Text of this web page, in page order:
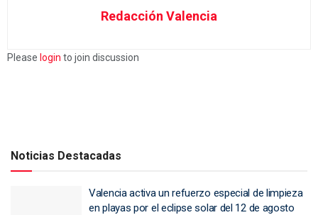
Redacción Valencia
Please login to join discussion
Noticias Destacadas
Valencia activa un refuerzo especial de limpieza
en playas por el eclipse solar del 12 de agosto